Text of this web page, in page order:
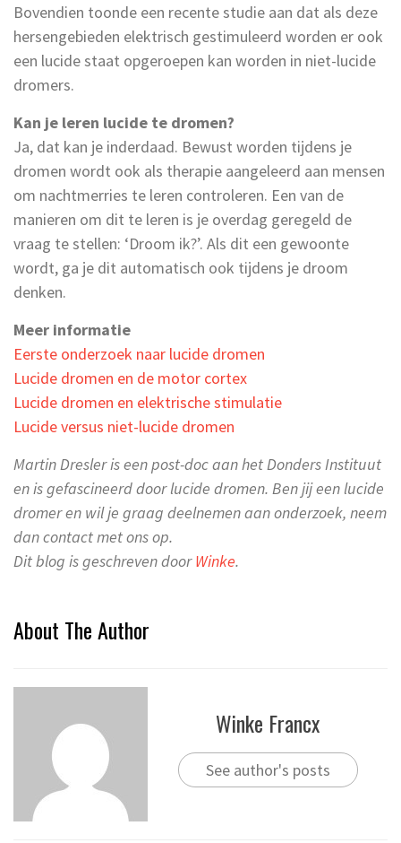
Bovendien toonde een recente studie aan dat als deze
hersengebieden elektrisch gestimuleerd worden er ook
een lucide staat opgeroepen kan worden in niet-lucide
dromers.
Kan je leren lucide te dromen?
Ja, dat kan je inderdaad. Bewust worden tijdens je
dromen wordt ook als therapie aangeleerd aan mensen
om nachtmerries te leren controleren. Een van de
manieren om dit te leren is je overdag geregeld de
vraag te stellen: ‘Droom ik?’. Als dit een gewoonte
wordt, ga je dit automatisch ook tijdens je droom
denken.
Meer informatie
Eerste onderzoek naar lucide dromen
Lucide dromen en de motor cortex
Lucide dromen en elektrische stimulatie
Lucide versus niet-lucide dromen
Martin Dresler is een post-doc aan het Donders Instituut
en is gefascineerd door lucide dromen. Ben jij een lucide
dromer en wil je graag deelnemen aan onderzoek, neem
dan contact met ons op.
Dit blog is geschreven doorWinke.
About The Author
Winke Francx
See author's posts